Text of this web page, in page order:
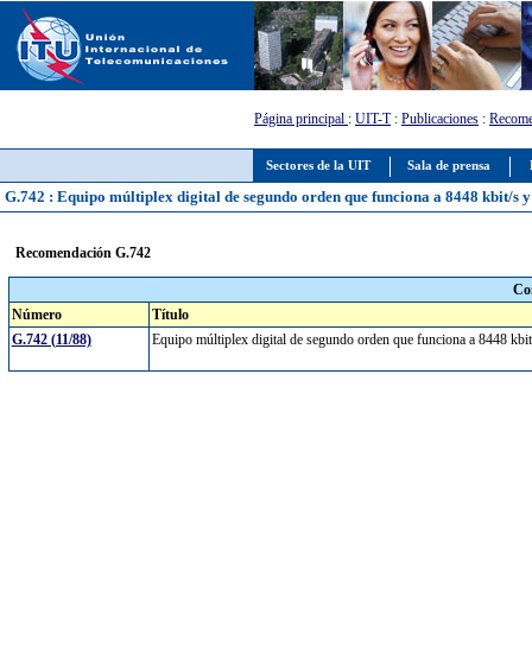
Sectores de la UIT Sala de prensa
Página principal : UIT-T: Publicaciones :
G.742 : Equipo múltiplex digital de segundo orden que funciona a 8448 kbit/
Recomendación G.742
Número
Título
G.742 (11/88)
Equipo múltiplex digital de segundo orden que funciona a 8448